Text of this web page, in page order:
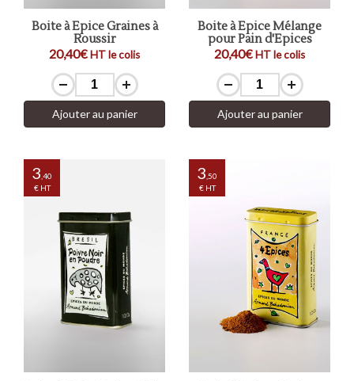
Boite à Epice Graines à
Roussir
20,40€ HT le colis
Ajouter au panier
Boite à Epice Mélange
pour Pain d'Epices
20,40€ HT le colis
Ajouter au panier
3 ,40
€ HT
3 ,50
€ HT